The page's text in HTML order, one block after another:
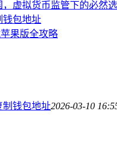
，虚拟货币监管下的必然
钱包地址
果版全攻略
制钱包地址2026-03-10